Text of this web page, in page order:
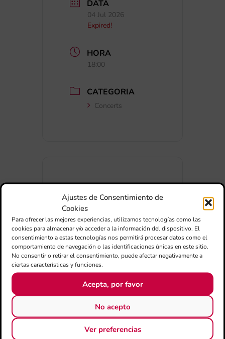
Ajustes de Consentimiento de
Cookies
Para ofrecer las mejores experiencias, utilizamos tecnologías como las
cookies para almacenar y/o acceder a la información del dispositivo. El
consentimiento a estas tecnologías nos permitirá procesar datos como el
comportamiento de navegación o las identificaciones únicas en este sitio.
No consentir o retirar el consentimiento, puede afectar negativamente a
ciertas características y funciones.
Acepta, por favor
No acepto
Ver preferencias
DATA
04 Jul 2026
Expired!
HORA
18:00
CATEGORIA
Concerts
+ Afegir a Google Calendar
Exportar + iCal / Outlook
COMPARTIR
ESDEVENIMENT